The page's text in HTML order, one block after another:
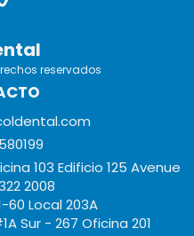
reservados
103 Edificio 125 Avenue
2008
60 Local 203A
Sur - 267 Oficina 201